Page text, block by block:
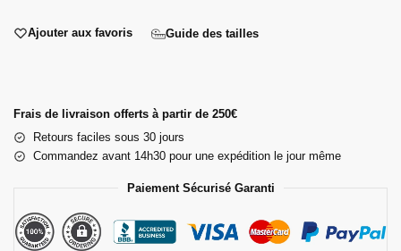
Ajouter aux favoris Guide des tailles
Frais de livraison offerts à partir de 250€
Retours faciles sous 30 jours
Commandez avant 14h30 pour une expédition le jour même
Paiement Sécurisé Garanti